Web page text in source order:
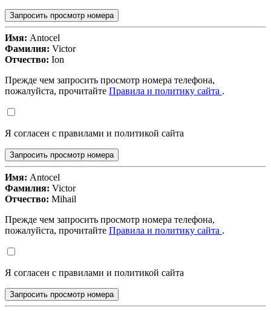
Запросить просмотр номера
Имя: Antocel
Фамилия: Victor
Отчество: Ion
Прежде чем запросить просмотр номера телефона,
пожалуйста, прочитайте Правила и политику сайта .
Я согласен с правилами и политикой сайта
Запросить просмотр номера
Имя: Antocel
Фамилия: Victor
Отчество: Mihail
Прежде чем запросить просмотр номера телефона,
пожалуйста, прочитайте Правила и политику сайта .
Я согласен с правилами и политикой сайта
Запросить просмотр номера